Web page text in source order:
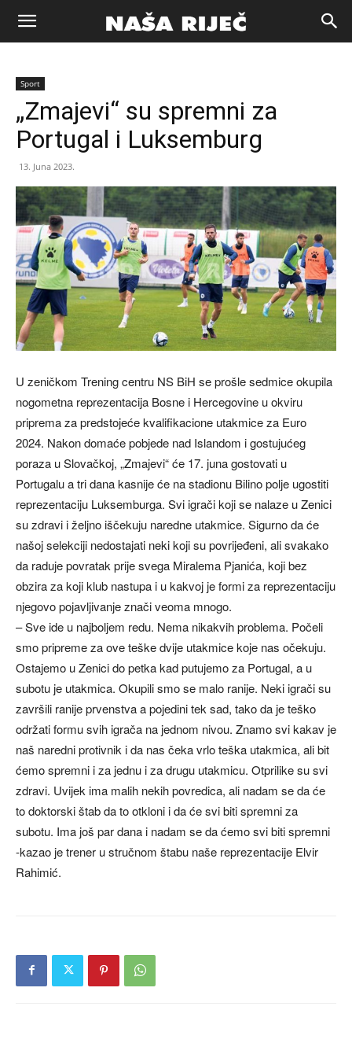
Naša
riječ
Sport
„Zmajevi“ su spremni za
Portugal i Luksemburg
13. Juna 2023.
U zeničkom Trening centru NS BiH se prošle sedmice okupila
nogometna reprezentacija Bosne i Hercegovine u okviru
priprema za predstojeće kvalifikacione utakmice za Euro
2024. Nakon domaće pobjede nad Islandom i gostujućeg
poraza u Slovačkoj, „Zmajevi“ će 17. juna gostovati u
Portugalu a tri dana kasnije će na stadionu Bilino polje ugostiti
reprezentaciju Luksemburga. Svi igrači koji se nalaze u Zenici
su zdravi i željno iščekuju naredne utakmice. Sigurno da će
našoj selekciji nedostajati neki koji su povrijeđeni, ali svakako
da raduje povratak prije svega Miralema Pjanića, koji bez
obzira za koji klub nastupa i u kakvoj je formi za reprezentaciju
njegovo pojavljivanje znači veoma mnogo.
– Sve ide u najboljem redu. Nema nikakvih problema. Počeli
smo pripreme za ove teške dvije utakmice koje nas očekuju.
Ostajemo u Zenici do petka kad putujemo za Portugal, a u
subotu je utakmica. Okupili smo se malo ranije. Neki igrači su
završili ranije prvenstva a pojedini tek sad, tako da je teško
održati formu svih igrača na jednom nivou. Znamo svi kakav je
naš naredni protivnik i da nas čeka vrlo teška utakmica, ali bit
ćemo spremni i za jednu i za drugu utakmicu. Otprilike su svi
zdravi. Uvijek ima malih nekih povredica, ali nadam se da će
to doktorski štab da to otkloni i da će svi biti spremni za
subotu. Ima još par dana i nadam se da ćemo svi biti spremni
-kazao je trener u stručnom štabu naše reprezentacije Elvir
Rahimić.